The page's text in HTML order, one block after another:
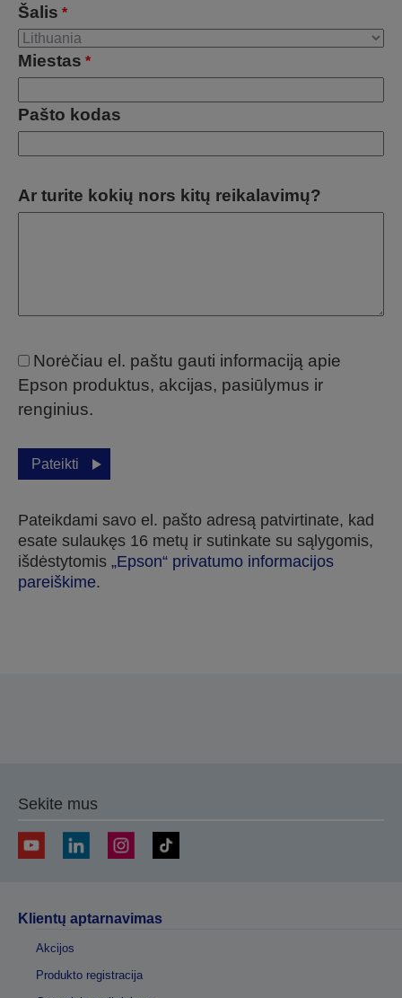
Šalis *
Miestas *
Pašto kodas
Ar turite kokių nors kitų reikalavimų?
Norėčiau el. paštu gauti informaciją apie
Epson produktus, akcijas, pasiūlymus ir
renginius.
Pateikti
Pateikdami savo el. pašto adresą patvirtinate, kad
esate sulaukęs 16 metų ir sutinkate su sąlygomis,
išdėstytomis „Epson“ privatumo informacijos
pareiškime.
Sekite mus
Klientų aptarnavimas
Akcijos
Produkto registracija